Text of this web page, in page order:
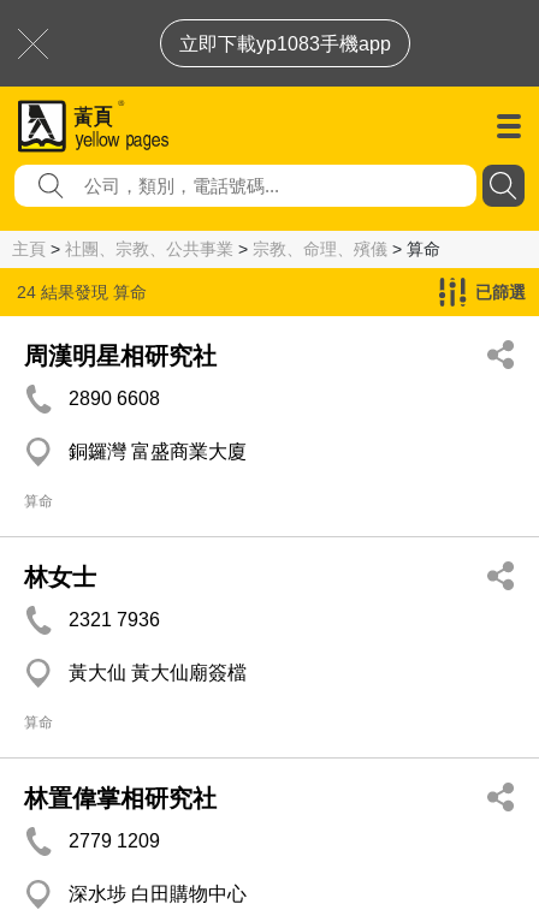
立即下載yp1083手機app
主頁 > 社團、宗教、公共事業 > 宗教、命理、殯儀 > 算命
24 結果發現 算命 已篩選
周漢明星相研究社
2890 6608
銅鑼灣 富盛商業大廈
算命
林女士
2321 7936
黃大仙 黃大仙廟簽檔
算命
林置偉掌相研究社
2779 1209
深水埗 白田購物中心